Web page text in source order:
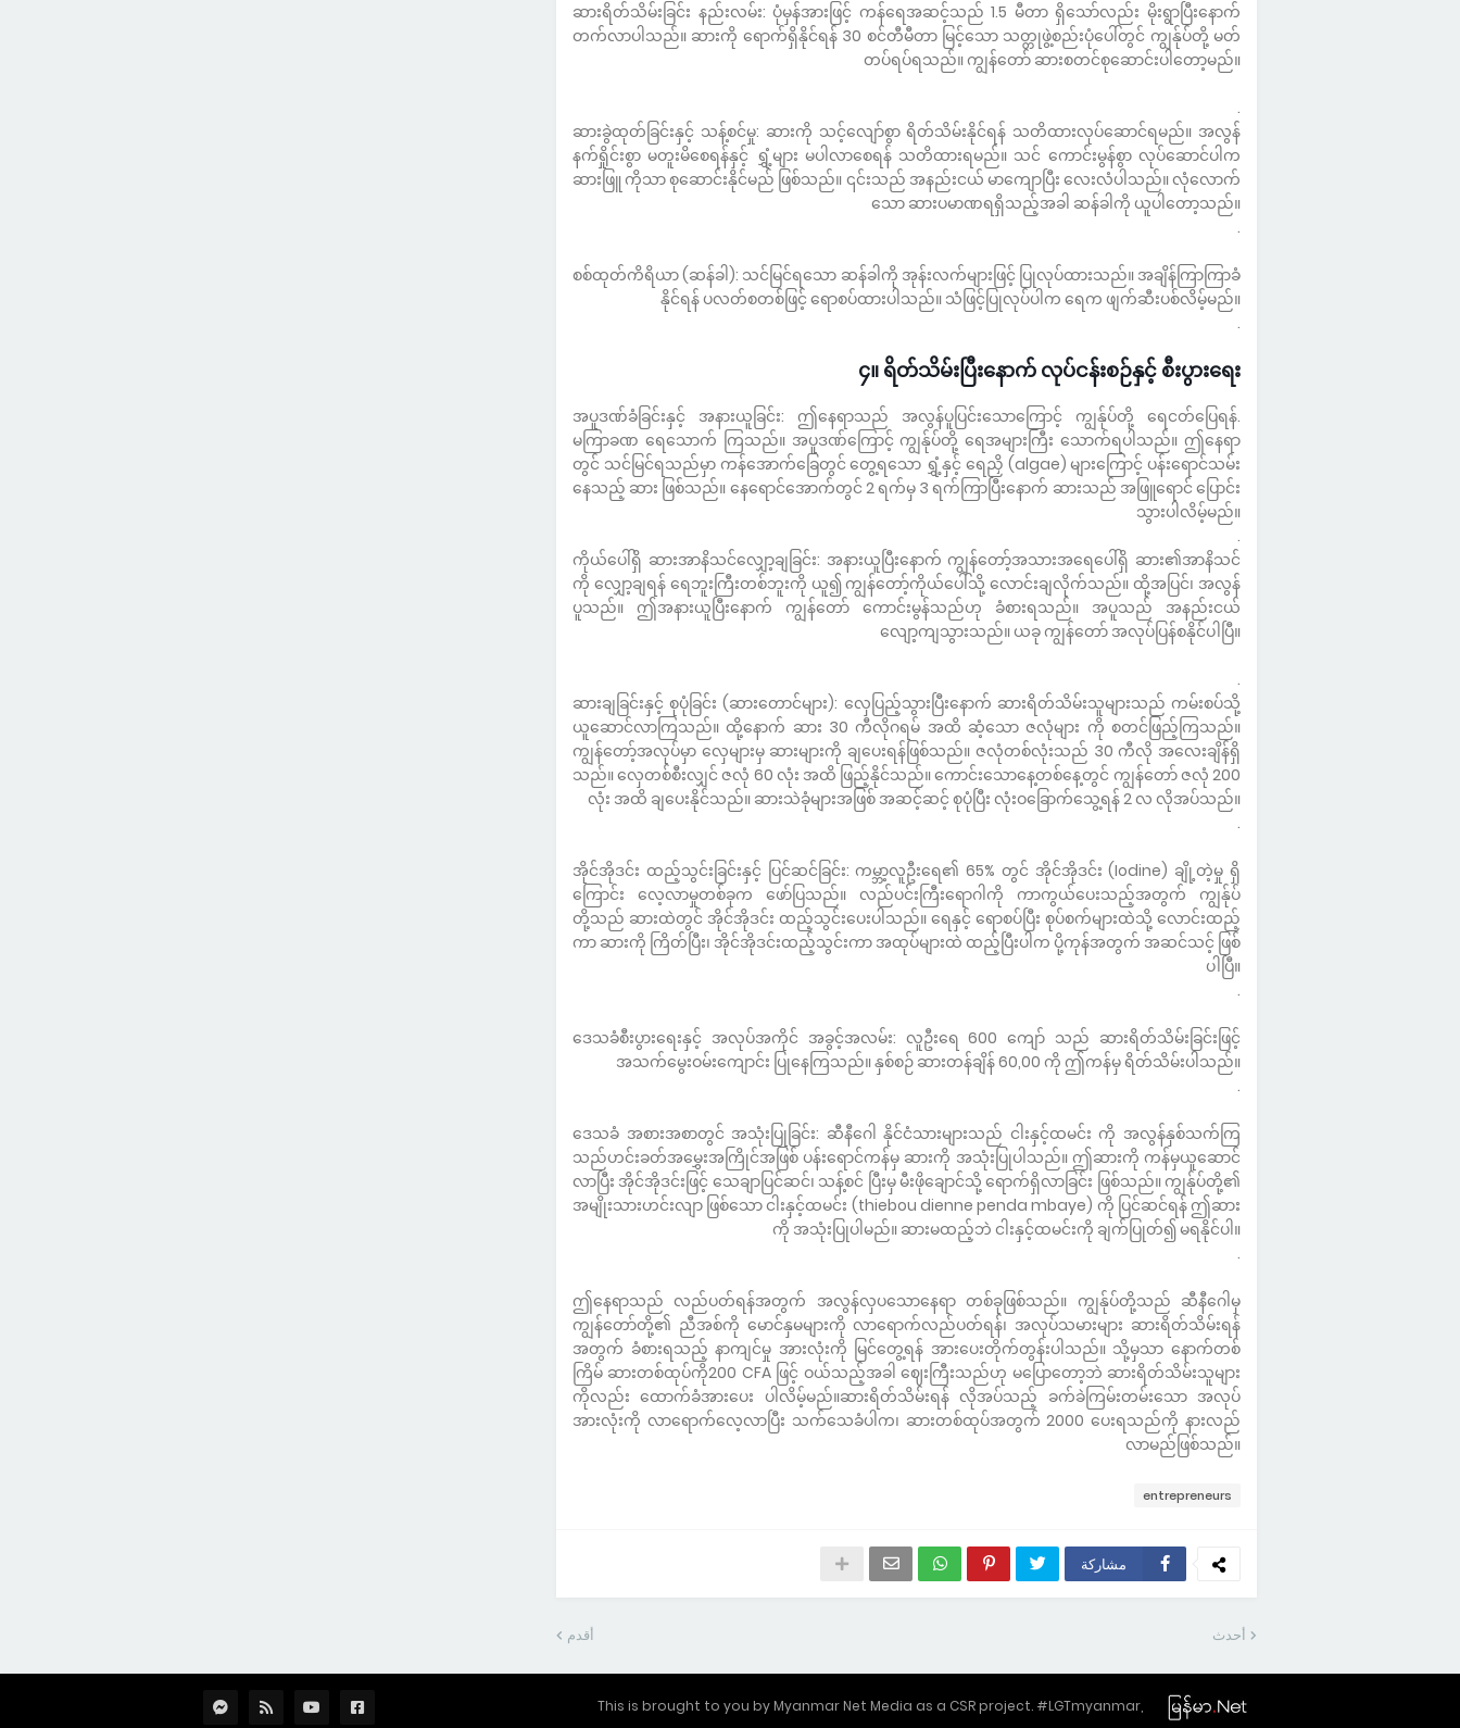
ဆားရိတ်သိမ်းခြင်း နည်းလမ်း: ပုံမှန်အားဖြင့် ကန်ရေအဆင့်သည် 1.5 မီတာ ရှိသော်လည်း မိုးရွာပြီးနောက်
တက်လာပါသည်။ ဆားကို ရောက်ရှိနိုင်ရန် 30 စင်တီမီတာ မြင့်သော သတ္တုဖွဲ့စည်းပုံပေါ်တွင် ကျွန်ုပ်တို့ မတ်
တပ်ရပ်ရသည်။ ကျွန်တော် ဆားစတင်စုဆောင်းပါတော့မည်။
.
ဆားခွဲထုတ်ခြင်းနှင့် သန့်စင်မှု: ဆားကို သင့်လျော်စွာ ရိတ်သိမ်းနိုင်ရန် သတိထားလုပ်ဆောင်ရမည်။ အလွန်
နက်ရှိုင်းစွာ မတူးမိစေရန်နှင့် ရွှံ့များ မပါလာစေရန် သတိထားရမည်။ သင် ကောင်းမွန်စွာ လုပ်ဆောင်ပါက
ဆားဖြူ ကိုသာ စုဆောင်းနိုင်မည် ဖြစ်သည်။ ၎င်းသည် အနည်းငယ် မာကျောပြီး လေးလံပါသည်။ လုံလောက်
သော ဆားပမာဏရရှိသည့်အခါ ဆန်ခါကို ယူပါတော့သည်။
.
စစ်ထုတ်ကိရိယာ (ဆန်ခါ): သင်မြင်ရသော ဆန်ခါကို အုန်းလက်များဖြင့် ပြုလုပ်ထားသည်။ အချိန်ကြာကြာခံ
နိုင်ရန် ပလတ်စတစ်ဖြင့် ရောစပ်ထားပါသည်။ သံဖြင့်ပြုလုပ်ပါက ရေက ဖျက်ဆီးပစ်လိမ့်မည်။
.
၄။ ရိတ်သိမ်းပြီးနောက် လုပ်ငန်းစဉ်နှင့် စီးပွားရေး
.အပူဒဏ်ခံခြင်းနှင့် အနားယူခြင်း: ဤနေရာသည် အလွန်ပူပြင်းသောကြောင့် ကျွန်ုပ်တို့ ရေငတ်ပြေရန်
မကြာခဏ ရေသောက် ကြသည်။ အပူဒဏ်ကြောင့် ကျွန်ုပ်တို့ ရေအများကြီး သောက်ရပါသည်။ ဤနေရာ
တွင် သင်မြင်ရသည်မှာ ကန်အောက်ခြေတွင် တွေ့ရသော ရွှံ့နှင့် ရေညှိ (algae) များကြောင့် ပန်းရောင်သမ်း
နေသည့် ဆား ဖြစ်သည်။ နေရောင်အောက်တွင် 2 ရက်မှ 3 ရက်ကြာပြီးနောက် ဆားသည် အဖြူရောင် ပြောင်း
သွားပါလိမ့်မည်။
.
ကိုယ်ပေါ်ရှိ ဆားအာနိသင်လျှော့ချခြင်း: အနားယူပြီးနောက် ကျွန်တော့်အသားအရေပေါ်ရှိ ဆား၏အာနိသင်
ကို လျှော့ချရန် ရေဘူးကြီးတစ်ဘူးကို ယူ၍ ကျွန်တော့်ကိုယ်ပေါ်သို့ လောင်းချလိုက်သည်။ ထို့အပြင်၊ အလွန်
ပူသည်။ ဤအနားယူပြီးနောက် ကျွန်တော် ကောင်းမွန်သည်ဟု ခံစားရသည်။ အပူသည် အနည်းငယ်
လျော့ကျသွားသည်။ ယခု ကျွန်တော် အလုပ်ပြန်စနိုင်ပါပြီ။
.
ဆားချခြင်းနှင့် စုပုံခြင်း (ဆားတောင်များ): လှေပြည့်သွားပြီးနောက် ဆားရိတ်သိမ်းသူများသည် ကမ်းစပ်သို့
ယူဆောင်လာကြသည်။ ထို့နောက် ဆား 30 ကီလိုဂရမ် အထိ ဆံ့သော ဇလုံများ ကို စတင်ဖြည့်ကြသည်။
ကျွန်တော့်အလုပ်မှာ လှေများမှ ဆားများကို ချပေးရန်ဖြစ်သည်။ ဇလုံတစ်လုံးသည် 30 ကီလို အလေးချိန်ရှိ
သည်။ လှေတစ်စီးလျှင် ဇလုံ 60 လုံး အထိ ဖြည့်နိုင်သည်။ ကောင်းသောနေ့တစ်နေ့တွင် ကျွန်တော် ဇလုံ 200
လုံး အထိ ချပေးနိုင်သည်။ ဆားသဲခုံများအဖြစ် အဆင့်ဆင့် စုပုံပြီး လုံးဝခြောက်သွေ့ရန် 2 လ လိုအပ်သည်။
.
အိုင်အိုဒင်း ထည့်သွင်းခြင်းနှင့် ပြင်ဆင်ခြင်း: ကမ္ဘာ့လူဦးရေ၏ 65% တွင် အိုင်အိုဒင်း (Iodine) ချို့တဲ့မှု ရှိ
ကြောင်း လေ့လာမှုတစ်ခုက ဖော်ပြသည်။ လည်ပင်းကြီးရောဂါကို ကာကွယ်ပေးသည့်အတွက် ကျွန်ုပ်
တို့သည် ဆားထဲတွင် အိုင်အိုဒင်း ထည့်သွင်းပေးပါသည်။ ရေနှင့် ရောစပ်ပြီး စုပ်စက်များထဲသို့ လောင်းထည့်
ကာ ဆားကို ကြိတ်ပြီး၊ အိုင်အိုဒင်းထည့်သွင်းကာ အထုပ်များထဲ ထည့်ပြီးပါက ပို့ကုန်အတွက် အဆင်သင့် ဖြစ်
ပါပြီ။
.
ဒေသခံစီးပွားရေးနှင့် အလုပ်အကိုင် အခွင့်အလမ်း: လူဦးရေ 600 ကျော် သည် ဆားရိတ်သိမ်းခြင်းဖြင့်
အသက်မွေးဝမ်းကျောင်း ပြုနေကြသည်။ နှစ်စဉ် ဆားတန်ချိန် 60,00 ကို ဤကန်မှ ရိတ်သိမ်းပါသည်။
.
ဒေသခံ အစားအစာတွင် အသုံးပြုခြင်း: ဆီနီဂေါ နိုင်ငံသားများသည် ငါးနှင့်ထမင်း ကို အလွန်နှစ်သက်ကြ
သည်ဟင်းခတ်အမွှေးအကြိုင်အဖြစ် ပန်းရောင်ကန်မှ ဆားကို အသုံးပြုပါသည်။ ဤဆားကို ကန်မှယူဆောင်
လာပြီး အိုင်အိုဒင်းဖြင့် သေချာပြင်ဆင်၊ သန့်စင် ပြီးမှ မီးဖိုချောင်သို့ ရောက်ရှိလာခြင်း ဖြစ်သည်။ ကျွန်ုပ်တို့၏
အမျိုးသားဟင်းလျာ ဖြစ်သော ငါးနှင့်ထမင်း (thiebou dienne penda mbaye) ကို ပြင်ဆင်ရန် ဤဆား
ကို အသုံးပြုပါမည်။ ဆားမထည့်ဘဲ ငါးနှင့်ထမင်းကို ချက်ပြုတ်၍ မရနိုင်ပါ။
.
ဤနေရာသည် လည်ပတ်ရန်အတွက် အလွန်လှပသောနေရာ တစ်ခုဖြစ်သည်။ ကျွန်ုပ်တို့သည် ဆီနီဂေါမှ
ကျွန်တော်တို့၏ ညီအစ်ကို မောင်နှမများကို လာရောက်လည်ပတ်ရန်၊ အလုပ်သမားများ ဆားရိတ်သိမ်းရန်
အတွက် ခံစားရသည့် နာကျင်မှု အားလုံးကို မြင်တွေ့ရန် အားပေးတိုက်တွန်းပါသည်။ သို့မှသာ နောက်တစ်
ကြိမ် ဆားတစ်ထုပ်ကို200 CFA ဖြင့် ဝယ်သည့်အခါ ဈေးကြီးသည်ဟု မပြောတော့ဘဲ ဆားရိတ်သိမ်းသူများ
ကိုလည်း ထောက်ခံအားပေး ပါလိမ့်မည်။ဆားရိတ်သိမ်းရန် လိုအပ်သည့် ခက်ခဲကြမ်းတမ်းသော အလုပ်
အားလုံးကို လာရောက်လေ့လာပြီး သက်သေခံပါက၊ ဆားတစ်ထုပ်အတွက် 2000 ပေးရသည်ကို နားလည်
လာမည်ဖြစ်သည်။
entrepreneurs
مشاركة
أحدث أقدم
This is brought to you by Myanmar Net Media as a CSR project. #LGTmyanmar,